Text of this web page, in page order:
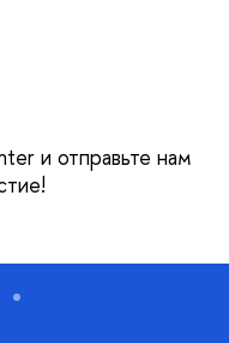
и отправьте нам